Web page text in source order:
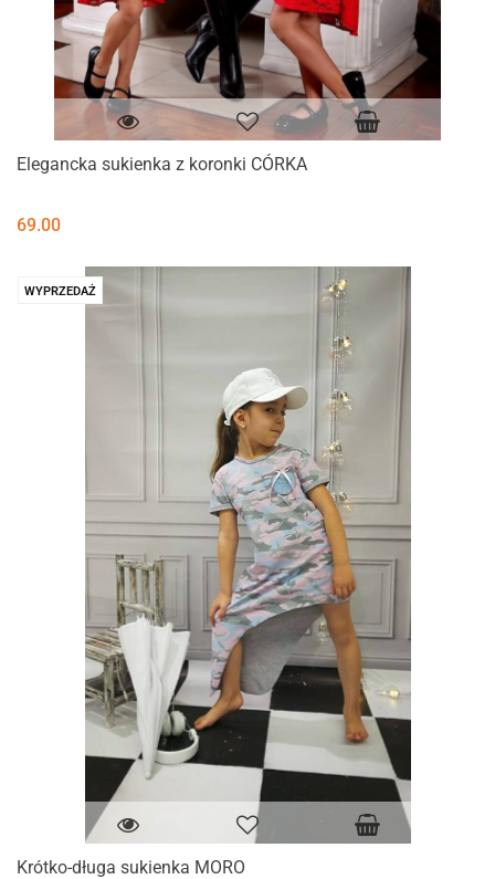
Elegancka sukienka z koronki CÓRKA
69.00
WYPRZEDAŻ
Krótko-długa sukienka MORO